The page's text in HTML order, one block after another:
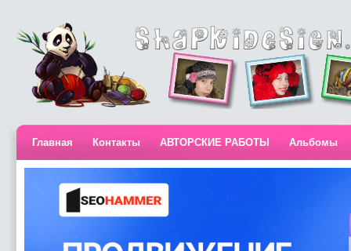
Главная Контакты АВТОРСКИЕ РАБОТЫ Альбомы